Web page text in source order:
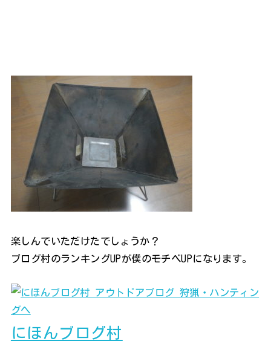
楽しんでいただけたでしょうか？
ブログ村のランキングUPが僕のモチベUPになります。
にほんブログ村